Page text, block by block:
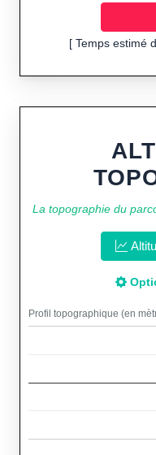
[ Temps estimé
La topographie du
Profil topographique (en